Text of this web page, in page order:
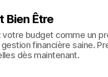
Bien Être
votre budget comme un
financière saine.
dès maintenant.